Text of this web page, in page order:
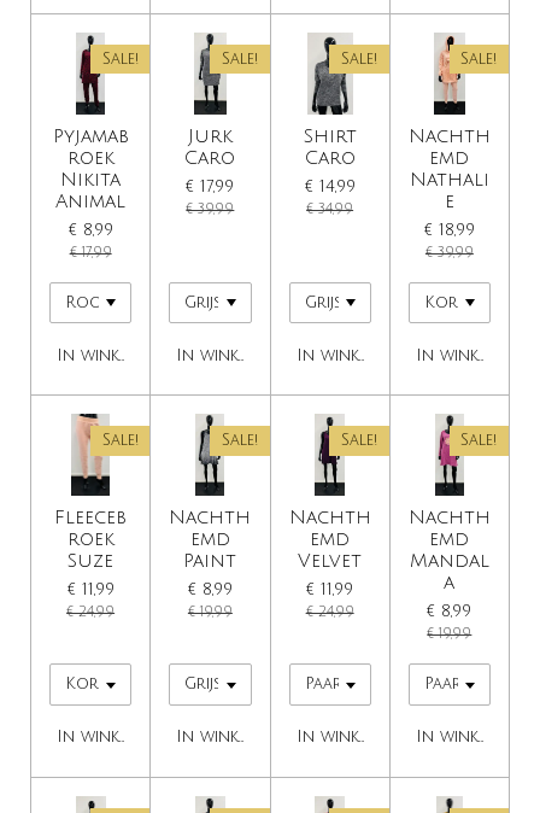
Sale!
Pyjamab
roek
Nikita
Animal
€ 8,99
€ 17,99
In winkelwagen
Sale!
Jurk
Caro
€ 17,99
€ 39,99
In winkelwagen
Sale!
Shirt
Caro
€ 14,99
€ 34,99
In winkelwagen
Sale!
Nachth
emd
Nathali
e
€ 18,99
€ 39,99
In
Sale!
Fleeceb
roek
Suze
€ 11,99
€ 24,99
In winkelwagen
Sale!
Nachth
emd
Paint
€ 8,99
€ 19,99
In winkelwagen
Sale!
Nachth
emd
Velvet
€ 11,99
€ 24,99
In winkelwagen
Sale!
Nachth
emd
Mandal
a
€ 8,99
€ 19,99
In